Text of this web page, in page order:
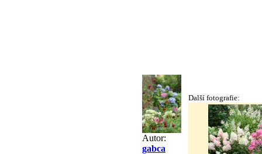
Autor:
gabca
Další fotografie: